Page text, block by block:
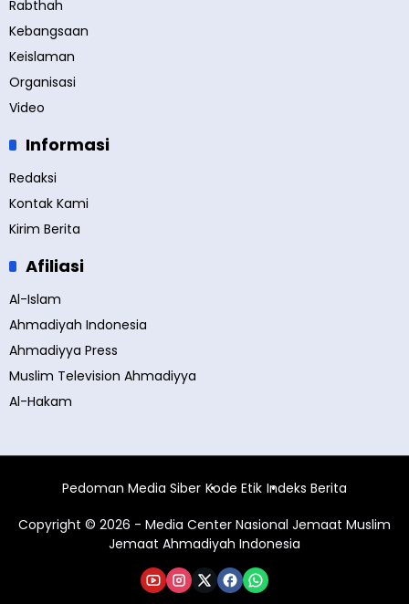
Rabthah
Kebangsaan
Keislaman
Organisasi
Video
Informasi
Redaksi
Kontak Kami
Kirim Berita
Afiliasi
Al-Islam
Ahmadiyah Indonesia
Ahmadiyya Press
Muslim Television Ahmadiyya
Al-Hakam
Pedoman Media Siber Kode Etik Indeks Berita
Copyright © 2026 - Media Center Nasional Jemaat Muslim
Jemaat Ahmadiyah Indonesia